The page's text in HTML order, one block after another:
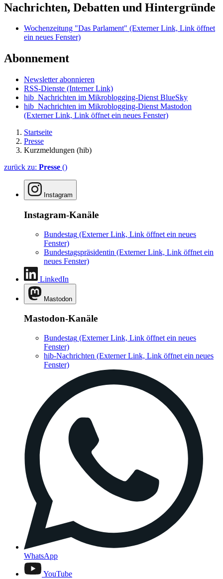
Nachrichten, Debatten und Hintergründe
Wochenzeitung "Das Parlament" (Externer Link, Link öffnet
ein neues Fenster)
Abonnement
Newsletter abonnieren
RSS-Dienste (Interner Link)
hib_Nachrichten im Mikroblogging-Dienst BlueSky
hib_Nachrichten im Mikroblogging-Dienst Mastodon
(Externer Link, Link öffnet ein neues Fenster)
Startseite
Presse
Kurzmeldungen (hib)
zurück zu: Presse ()
Instagram
Instagram-Kanäle
Bundestag (Externer Link, Link öffnet ein neues
Fenster)
Bundestagspräsidentin (Externer Link, Link öffnet ein
neues Fenster)
LinkedIn
Mastodon
Mastodon-Kanäle
Bundestag (Externer Link, Link öffnet ein neues
Fenster)
hib-Nachrichten (Externer Link, Link öffnet ein neues
Fenster)
WhatsApp
YouTube